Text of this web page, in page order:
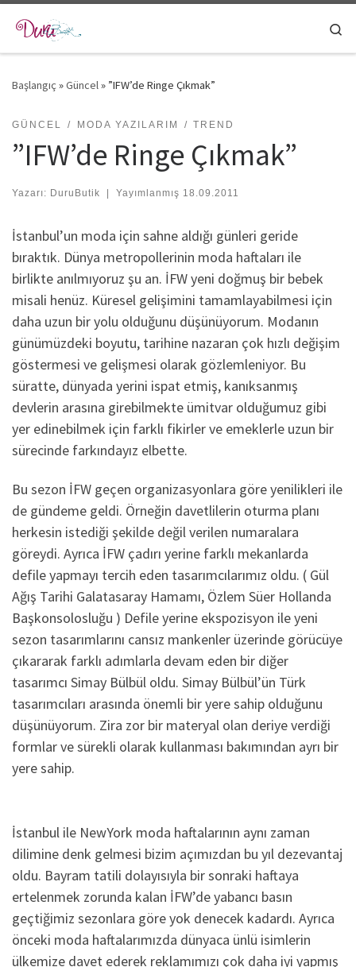
Skip to content
Başlangıç »Güncel» ”IFW’de Ringe Çıkmak”
GÜNCEL MODA YAZILARIM TREND
”IFW’de Ringe Çıkmak”
Yazarı: DuruButik | Yayımlanmış 18.09.2011
İstanbul’un moda için sahne aldığı günleri geride
bıraktık. Dünya metropollerinin moda haftaları ile
birlikte anılmıyoruz şu an. İFW yeni doğmuş bir bebek
misali henüz. Küresel gelişimini tamamlayabilmesi için
daha uzun bir yolu olduğunu düşünüyorum. Modanın
günümüzdeki boyutu, tarihine nazaran çok hızlı değişim
göstermesi ve gelişmesi olarak gözlemleniyor. Bu
süratte, dünyada yerini ispat etmiş, kanıksanmış
devlerin arasına girebilmekte ümitvar olduğumuz gibi
yer edinebilmek için farklı fikirler ve emeklerle uzun bir
sürecinde farkındayız elbette.
Bu sezon İFW geçen organizasyonlara göre yenilikleri ile
de gündeme geldi. Örneğin davetlilerin oturma planı
herkesin istediği şekilde değil verilen numaralara
göreydi. Ayrıca İFW çadırı yerine farklı mekanlarda
defile yapmayı tercih eden tasarımcılarımız oldu. ( Gül
Ağış Tarihi Galatasaray Hamamı, Özlem Süer Hollanda
Başkonsolosluğu ) Defile yerine ekspozisyon ile yeni
sezon tasarımlarını cansız mankenler üzerinde görücüye
çıkararak farklı adımlarla devam eden bir diğer
tasarımcı Simay Bülbül oldu. Simay Bülbül’ün Türk
tasarımcıları arasında önemli bir yere sahip olduğunu
düşünüyorum. Zira zor bir materyal olan deriye verdiği
formlar ve sürekli olarak kullanması bakımından ayrı bir
yere sahip.
İstanbul ile NewYork moda haftalarının aynı zaman
dilimine denk gelmesi bizim açımızdan bu yıl dezevantaj
oldu. Bayram tatili dolayısıyla bir sonraki haftaya
ertelenmek zorunda kalan İFW’de yabancı basın
geçtiğimiz sezonlara göre yok denecek kadardı. Ayrıca
önceki moda haftalarımızda dünyaca ünlü isimlerin
ülkemize davet ederek reklamımızı çok daha iyi yapmış